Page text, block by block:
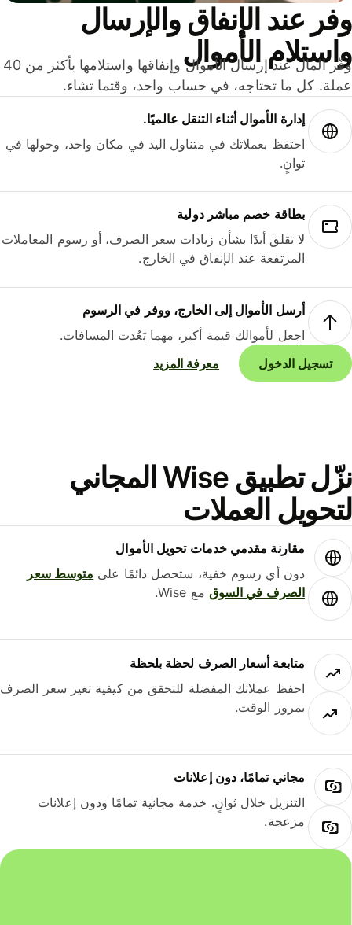
عند الإنفاق والإرسال
الأموال
وفّر المال عند إرسال الأموال وإنفاقها واستلامها بأكثر من 40
كل ما تحتاجه، في حساب واحد، وقتما تشاء.
إدارة الأموال أثناء التنقل عالميًا.
احتفظ بعملاتك في متناول اليد في مكان واحد، وحولها في
ثوانٍ.
بطاقة خصم مباشر دولية
لا تقلق أبدًا بشأن زيادات سعر الصرف، أو رسوم المعاملات
المرتفعة عند الإنفاق في الخارج.
أرسل الأموال إلى الخارج، ووفر في الرسوم
اجعل لأموالك قيمة أكبر، مهما بَعُدت المسافات.
تسجيل الدخول
معرفة المزيد
نزّل تطبيق Wise المجاني
العملات
مقارنة مقدمي خدمات تحويل الأموال
دون أي رسوم خفية، ستحصل دائمًا علىمتوسط ​​سعر
الصرف في السوقمع Wise.
متابعة أسعار الصرف لحظة بلحظة
احفظ عملاتك المفضلة للتحقق من كيفية تغير سعر الصرف
بمرور الوقت.
مجاني تمامًا، دون إعلانات
التنزيل خلال ثوانٍ. خدمة مجانية تمامًا ودون إعلانات
مزعجة.